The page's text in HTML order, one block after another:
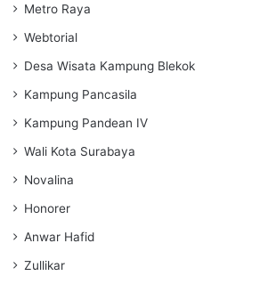
Metro Raya
Webtorial
Desa Wisata Kampung Blekok
Kampung Pancasila
Kampung Pandean IV
Wali Kota Surabaya
Novalina
Honorer
Anwar Hafid
Zullikar